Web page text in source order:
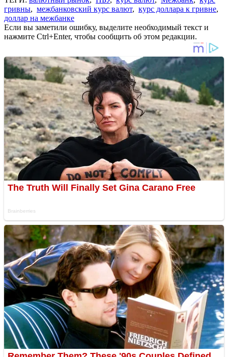
гривны, межбанковский курс валют, курс доллара к гривне,
доллар на межбанке
Если вы заметили ошибку, выделите необходимый текст и
нажмите Ctrl+Enter, чтобы сообщить об этом редакции.